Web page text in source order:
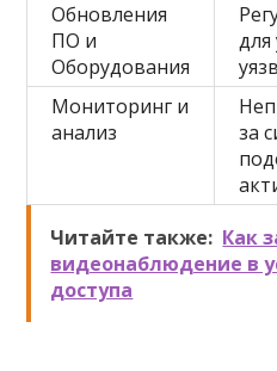
Обновления
ПО и
Оборудования
для
Мониторинг и
анализ
за
Читайте также: Как
видеонаблюдение в
доступа